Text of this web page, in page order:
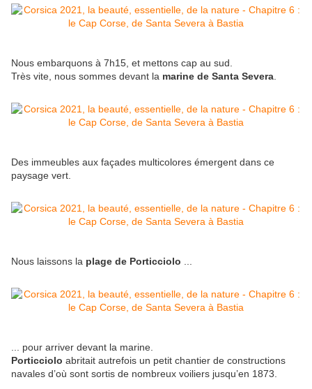
Nous embarquons à 7h15, et mettons cap au sud.
Très vite, nous sommes devant la marine de Santa Severa
Des immeubles aux façades multicolores émergent dans ce
paysage vert.
Nous laissons la plage de Porticciolo
... pour arriver devant la marine.
Porticciolo abritait autrefois un petit chantier de constructions
navales d’où sont sortis de nombreux voiliers jusqu’en 1873.